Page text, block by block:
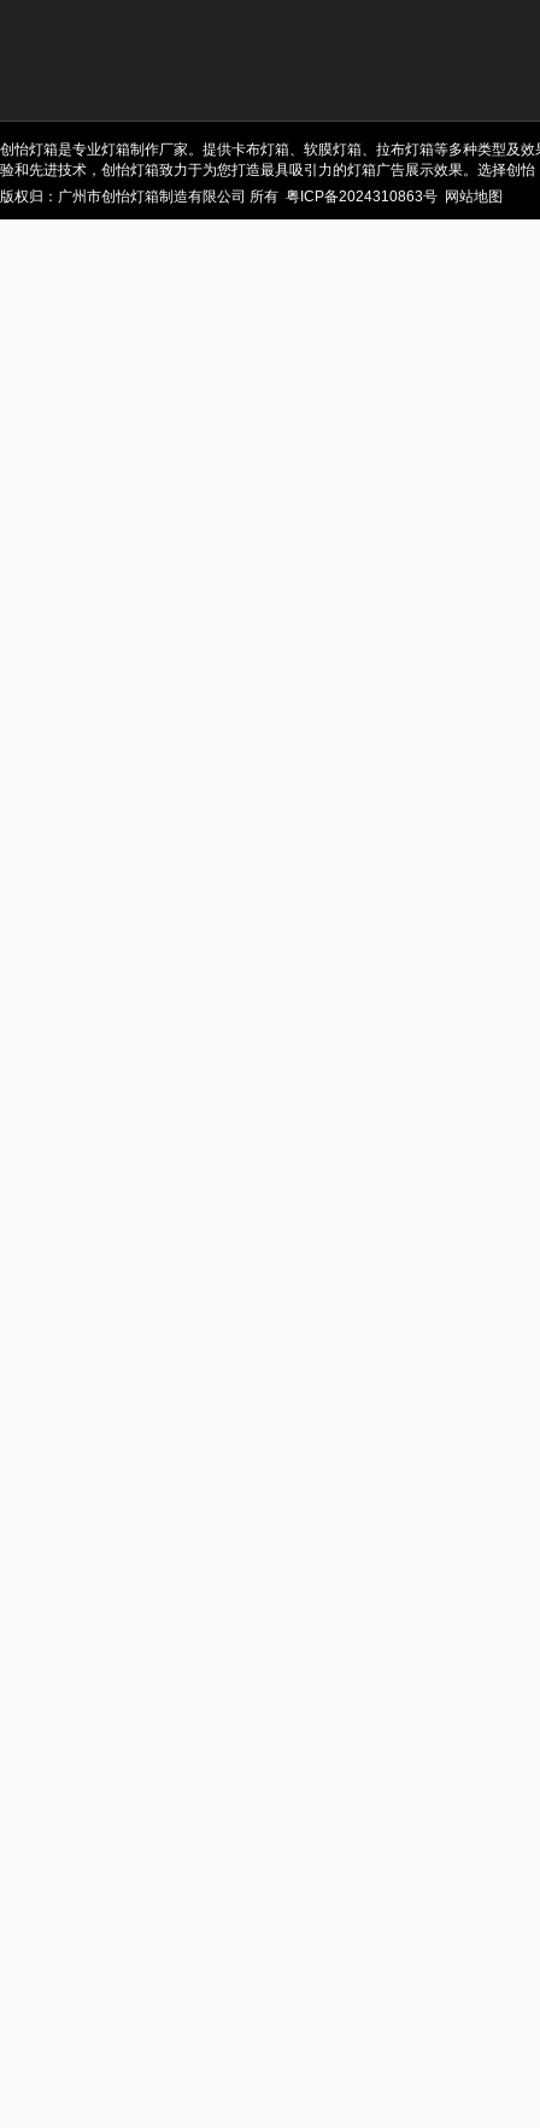
创怡灯箱是专业灯箱制作厂家。提供卡布灯箱、软膜灯箱、拉布灯箱等多种类型及
验和先进技术，创怡灯箱致力于为您打造最具吸引力的灯箱广告展示效果。选择创怡
版权归：广州市创怡灯箱制造有限公司 所有 粤ICP备2024310863号 网站地图